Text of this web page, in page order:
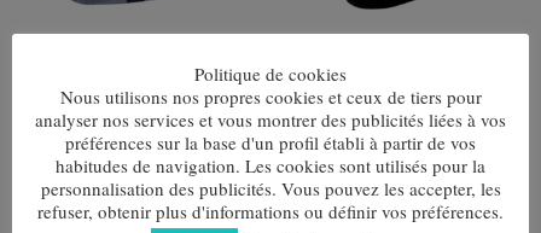
€
Choix des options
la
de
produit
5,95
Choix des options
la
produit
Ce
Politique de cookies
Nous utilisons nos propres cookies et ceux de tiers pour
analyser nos services et vous montrer des publicités liées à vos
préférences sur la base d'un profil établi à partir de vos
habitudes de navigation. Les cookies sont utilisés pour la
personnalisation des publicités. Vous pouvez les accepter, les
refuser, obtenir plus d'informations ou définir vos préférences.